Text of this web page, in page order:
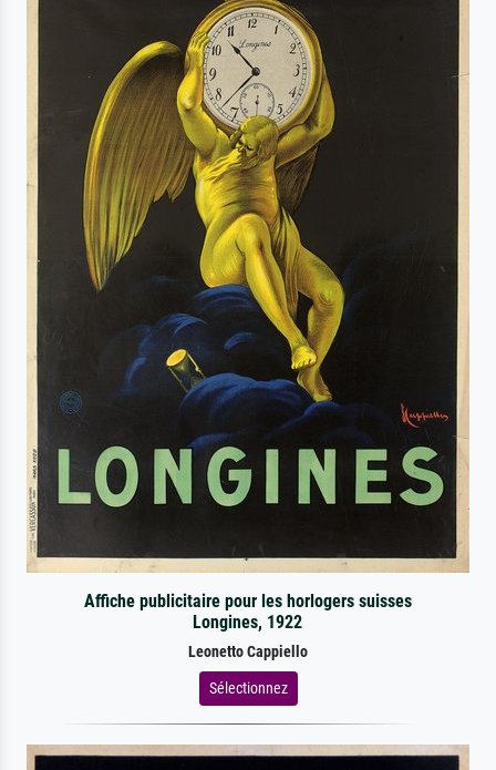
Affiche publicitaire pour les horlogers suisses
Longines, 1922
Leonetto Cappiello
Sélectionnez